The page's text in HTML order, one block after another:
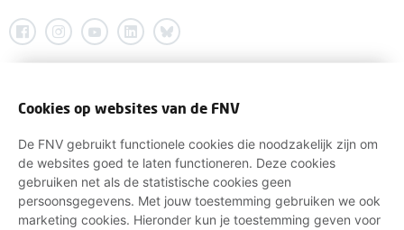
Cookies op websites van de FNV
De FNV gebruikt functionele cookies die noodzakelijk zijn om
de websites goed te laten functioneren. Deze cookies
gebruiken net als de statistische cookies geen
persoonsgegevens. Met jouw toestemming gebruiken we ook
marketing cookies. Hieronder kun je toestemming geven voor